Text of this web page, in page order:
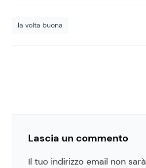
la volta buona
Lascia un commento
Il tuo indirizzo email non sarà